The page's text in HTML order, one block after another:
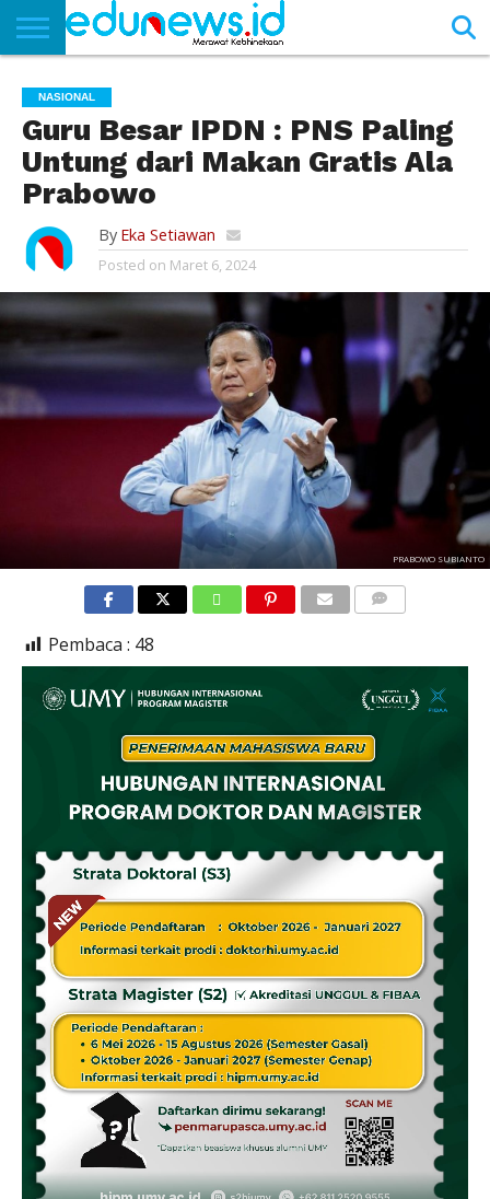
NEWS
EDUNEWS
LITERASI
PUSTAKA
SOSOK
TEKNO
KHASANAH
SASTRA
NASIONAL
Guru Besar IPDN : PNS Paling
Untung dari Makan Gratis Ala
Prabowo
By Eka Setiawan
Posted on Maret 6, 2024
PRABOWO SUBIANTO
Pembaca : 48